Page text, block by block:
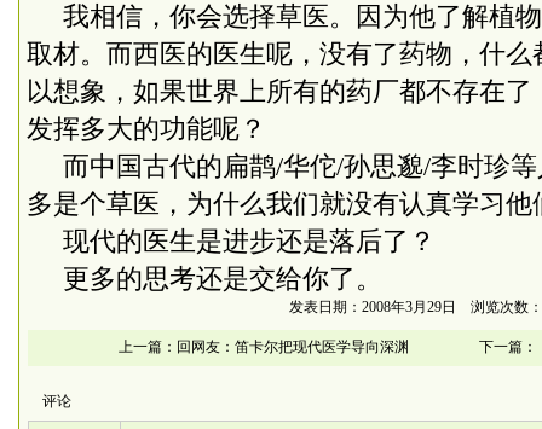
我相信，你会选择草医。因为他了解植
取材。而西医的医生呢，没有了药物，什
以想象，如果世界上所有的药厂都不存在
发挥多大的功能呢？
而中国古代的扁鹊/华佗/孙思邈/李时珍
多是个草医，为什么我们就没有认真学习他
现代的医生是进步还是落后了？
更多的思考还是交给你了。
发表日期：2008年3月29日 浏览次数
上一篇： 回网友：笛卡尔把现代医学导向深渊 下一篇：
评论